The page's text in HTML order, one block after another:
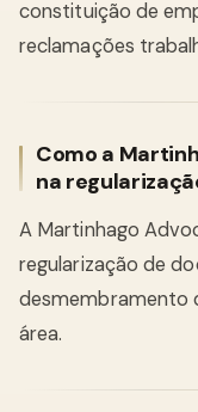
constituição de
reclamações
Como a
na
A Martinhago
regularização de
desmembramento
área.